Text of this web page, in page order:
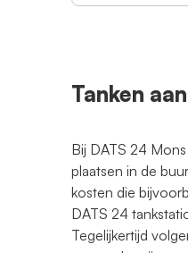
Tanken
Bij DATS 24
plaatsen in de
kosten die
DATS 24
Tegelijkertijd